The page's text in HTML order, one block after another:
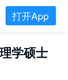
打开App
学硕士